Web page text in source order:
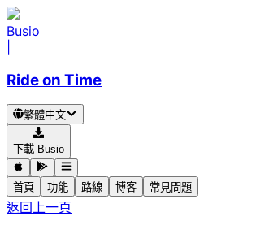
Busio
Ride on Time
繁體中文
下載 Busio
首頁 功能 路線 博客 常見問題
返回上一頁